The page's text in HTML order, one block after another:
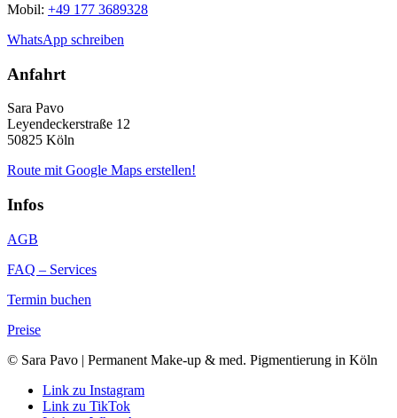
Mobil: +49 177 3689328
WhatsApp schreiben
Anfahrt
Sara Pavo
Leyendeckerstraße 12
50825 Köln
Route mit Google Maps erstellen!
Infos
AGB
FAQ – Services
Termin buchen
Preise
© Sara Pavo | Permanent Make-up & med. Pigmentierung in Köln
Link zu Instagram
Link zu TikTok